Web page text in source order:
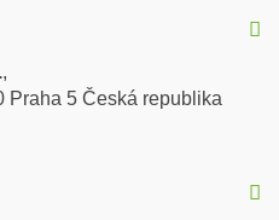
,
Praha 5 Česká republika